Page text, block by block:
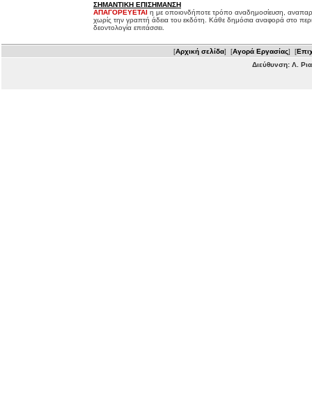
ΣΗΜΑΝΤΙΚΗ ΕΠΙΣΗΜΑΝΣΗ
ΑΠΑΓΟΡΕΥΕΤΑΙ η με οποιονδήποτε τρόπο αναδημοσίευση,
χωρίς την γραπτή άδεια του εκδότη. Κάθε δημόσια αναφορά στο
δεοντολογία επιτάσσει.
[Αρχική σελίδα] [Αγορά Εργασίας] [
Διεύθυνση: Λ.